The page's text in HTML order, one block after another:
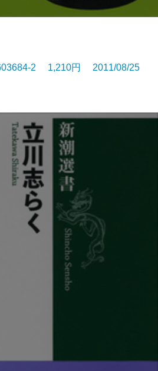
2 1,210円 2011/08/25